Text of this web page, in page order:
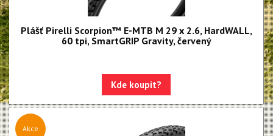
Plášť Pirelli Scorpion™ E-MTB M 29 x 2.6, HardWALL,
60 tpi, SmartGRIP Gravity, červený
Kde koupit?
Akce